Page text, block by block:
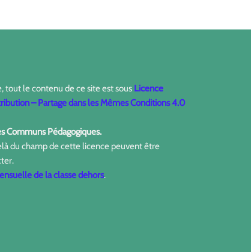
tout le contenu de ce site est sous Licence
– Partage dans les Mêmes Conditions 4.0
Communs Pédagogiques.
du champ de cette licence peuvent être
de la classe dehors.